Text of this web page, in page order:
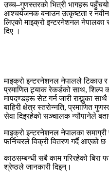
उच्च–गुणस्तरको भित्री भागहरू
आश्चर्यजनक बनाउन उत्कृष्टता र
लिएको माइक्रो इन्टरनेशनल नेपालका
दिए ।
माइक्रो इन्टरनेशनल नेपालले टिकाउ र
प्रमाणित ट्र्याक रेकर्डको साथ, शिल्प
मापदण्डहरू सेट गर्न जारी राख्नुका साथै
बाहिरी क्षेत्र स्तरोन्नति, प्रमाणित
सेवा दिइरहेको सञ्चालक न्यौपानेले
माइक्रो इन्टरनेशनल नेपालका समाग्री
फर्निचरले विक्री वितरण गर्दै आएको छ
काठसम्बन्धी सबै काम गरिरहेको बिरा
श्रेष्ठले जानकारी दिइन्।